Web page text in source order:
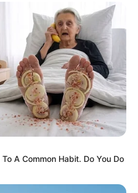
A Common Habit. Do You Do